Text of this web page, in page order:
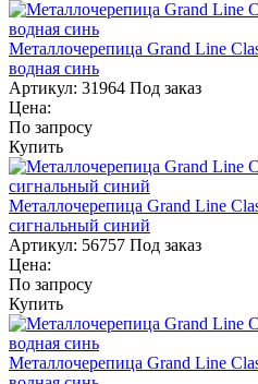
Металлочерепица Grand Line
водная синь
Артикул: 31964 Под заказ
Цена:
По запросу
Купить
Металлочерепица Grand Line
сигнальный синий
Артикул: 56757 Под заказ
Цена:
По запросу
Купить
Металлочерепица Grand Line